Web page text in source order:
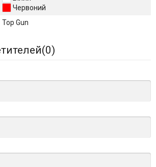
Червоний
Top Gun
0)